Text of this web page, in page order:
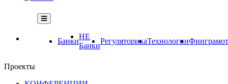
Банки
НЕ
Банки
РегуляторикаТехнологии
Проекты